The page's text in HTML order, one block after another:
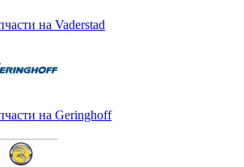
на Vaderstad
на Geringhoff